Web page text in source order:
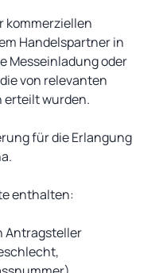
kommerziellen
Handelspartner in
Messeinladung oder
von relevanten
erteilt wurden.
für die Erlangung
enthalten:
Antragsteller